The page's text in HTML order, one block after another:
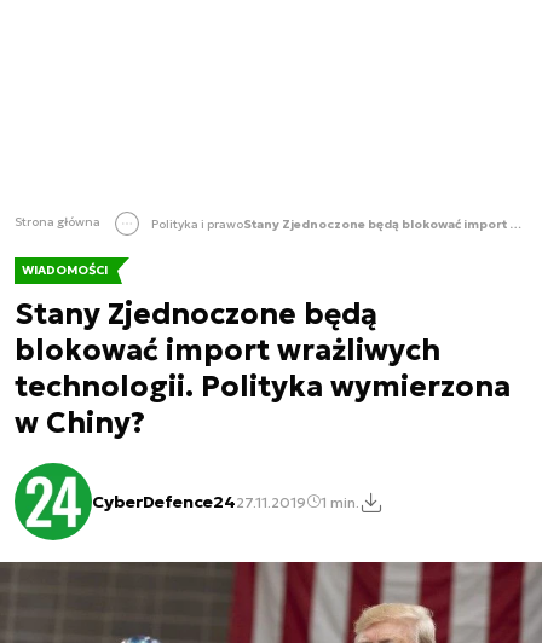
Strona główna Polityka i prawo Stany Zjednoczone będą blokować import wrażliwych technologii. Polityka wymierzona w Chiny?
WIADOMOŚCI
Stany Zjednoczone będą
blokować import wrażliwych
technologii. Polityka wymierzona
w Chiny?
CyberDefence2427.11.2019 1 min.